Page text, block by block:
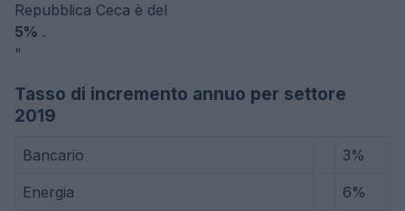
Repubblica Ceca è del
5% .
“
Tasso di incremento annuo per settore
2019
Bancario 3%
Energia 6%